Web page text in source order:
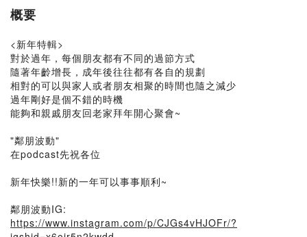
概要
<新年特輯>
對於過年，每個朋友都有不同的過節方式
隨著年齡增長，成年後往往都有各自的規劃
相對的可以與家人或者朋友相聚的時間也隨之減少
過年剛好是個不錯的時機
能夠和親戚朋友回老家拜年開心聚會~
"鄰朋波動"
在podcast先祝各位
新年快樂!!新的一年可以事事順利~
鄰朋波動IG:
https://www.instagram.com/p/CJGs4vHJOFr/?